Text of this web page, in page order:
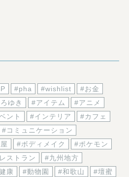
#pha #wishlist
#お金
ゆき #アイテム
#アニメ
ント #インテリア
#カフェ
#コミュニケーション
#ボディメイク
#ポケモン
ストラン
#九州地方
康 #動物園 #和歌山
#壇蜜